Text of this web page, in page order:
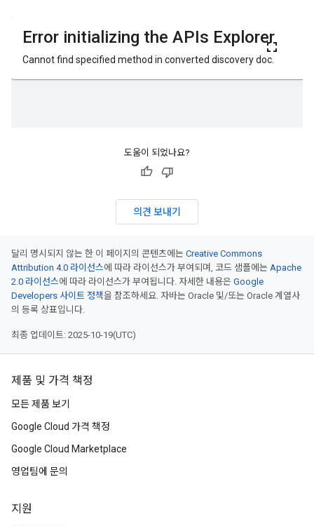
도움이 되었나요?
의견 보내기
달리 명시되지 않는 한 이 페이지의 콘텐츠에는 Creative Commons
Attribution 4.0 라이선스에 따라 라이선스가 부여되며, 코드 샘플에는 Apache
2.0 라이선스에 따라 라이선스가 부여됩니다. 자세한 내용은 Google
Developers 사이트 정책을 참조하세요. 자바는 Oracle 및/또는 Oracle 계열사
의 등록 상표입니다.
최종 업데이트: 2025-10-19(UTC)
제품 및 가격 책정
모든 제품 보기
Google Cloud 가격 책정
Google Cloud Marketplace
영업팀에 문의
지원